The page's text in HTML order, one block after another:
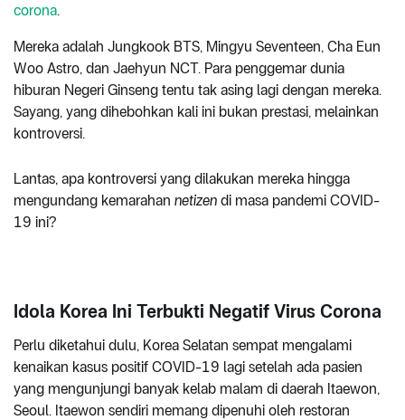
corona.
Mereka adalah Jungkook BTS, Mingyu Seventeen, Cha Eun
Woo Astro, dan Jaehyun NCT. Para penggemar dunia
hiburan Negeri Ginseng tentu tak asing lagi dengan mereka.
Sayang, yang dihebohkan kali ini bukan prestasi, melainkan
kontroversi.
Lantas, apa kontroversi yang dilakukan mereka hingga
mengundang kemarahan netizen di masa pandemi COVID-
19 ini?
Idola Korea Ini Terbukti Negatif Virus Corona
Perlu diketahui dulu, Korea Selatan sempat mengalami
kenaikan kasus positif COVID-19 lagi setelah ada pasien
yang mengunjungi banyak kelab malam di daerah Itaewon,
Seoul. Itaewon sendiri memang dipenuhi oleh restoran